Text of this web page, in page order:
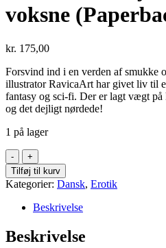
voksne
kr. 175,00
Forsvind ind i en verden af smukke
illustrator RavicaArt har givet liv til
fantasy og sci-fi. Der er lagt vægt på
og det dejligt nørdede!
1 på lager
Erotisk
fantasy
-
malebog
for
voksne
(Paperback)
antal
Tilføj til kurv
Kategorier: Dansk, Erotik
Beskrivelse
Beskrivelse